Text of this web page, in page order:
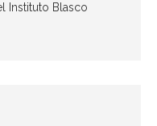
Instituto Blasco